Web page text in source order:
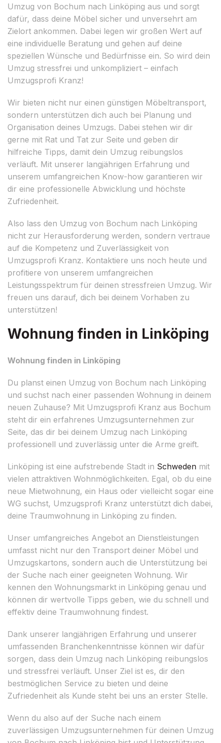
Umzug von Bochum nach Linköping aus und sorgt
dafür, dass deine Möbel sicher und unversehrt am
Zielort ankommen. Dabei legen wir großen Wert auf
eine individuelle Beratung und gehen auf deine
speziellen Wünsche und Bedürfnisse ein. So wird dein
Umzug stressfrei und unkompliziert – einfach
Umzugsprofi Kranz!
Wir bieten nicht nur einen günstigen Möbeltransport,
sondern unterstützen dich auch bei Planung und
Organisation deines Umzugs. Dabei stehen wir dir
gerne mit Rat und Tat zur Seite und geben dir
hilfreiche Tipps, damit dein Umzug reibungslos
verläuft. Mit unserer langjährigen Erfahrung und
unserem umfangreichen Know-how garantieren wir
dir eine professionelle Abwicklung und höchste
Zufriedenheit.
Also lass den Umzug von Bochum nach Linköping
nicht zur Herausforderung werden, sondern vertraue
auf die Kompetenz und Zuverlässigkeit von
Umzugsprofi Kranz. Kontaktiere uns noch heute und
profitiere von unserem umfangreichen
Leistungsspektrum für deinen stressfreien Umzug. Wir
freuen uns darauf, dich bei deinem Vorhaben zu
unterstützen!
Wohnung finden in Linköping
Wohnung finden in Linköping
Du planst einen Umzug von Bochum nach Linköping
und suchst nach einer passenden Wohnung in deinem
neuen Zuhause? Mit Umzugsprofi Kranz aus Bochum
steht dir ein erfahrenes Umzugsunternehmen zur
Seite, das dir bei deinem Umzug nach Linköping
professionell und zuverlässig unter die Arme greift.
Linköping ist eine aufstrebende Stadt in Schweden mit
vielen attraktiven Wohnmöglichkeiten. Egal, ob du eine
neue Mietwohnung, ein Haus oder vielleicht sogar eine
WG suchst, Umzugsprofi Kranz unterstützt dich dabei,
deine Traumwohnung in Linköping zu finden.
Unser umfangreiches Angebot an Dienstleistungen
umfasst nicht nur den Transport deiner Möbel und
Umzugskartons, sondern auch die Unterstützung bei
der Suche nach einer geeigneten Wohnung. Wir
kennen den Wohnungsmarkt in Linköping genau und
können dir wertvolle Tipps geben, wie du schnell und
effektiv deine Traumwohnung findest.
Dank unserer langjährigen Erfahrung und unserer
umfassenden Branchenkenntnisse können wir dafür
sorgen, dass dein Umzug nach Linköping reibungslos
und stressfrei verläuft. Unser Ziel ist es, dir den
bestmöglichen Service zu bieten und deine
Zufriedenheit als Kunde steht bei uns an erster Stelle.
Wenn du also auf der Suche nach einem
zuverlässigen Umzugsunternehmen für deinen Umzug